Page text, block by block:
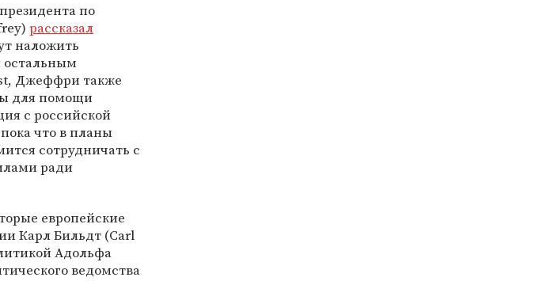
по
рассказал
наложить
остальным
Джеффри также
для помощи
с российской
что в планы
сотрудничать с
ради
европейские
Карл Бильдт (Carl
Адольфа
ведомства